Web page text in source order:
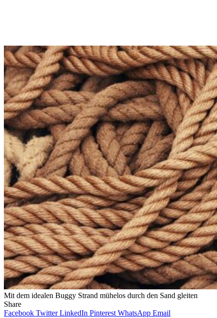
Mit dem idealen Buggy Strand mühelos durch den Sand gleiten
Share
Facebook Twitter LinkedIn Pinterest WhatsApp Email